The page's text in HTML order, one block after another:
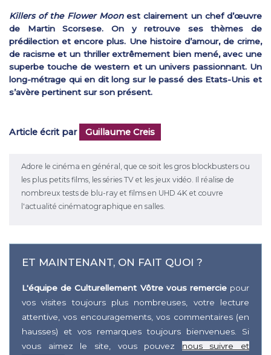
Killers of the Flower Moonest clairement un chef d’œuvre
de Martin Scorsese. On y retrouve ses thèmes de
prédilection et encore plus. Une histoire d’amour, de crime,
de racisme et un thriller extrêmement bien mené, avec une
superbe touche de western et un univers passionnant. Un
long-métrage qui en dit long sur le passé des Etats-Unis et
s’avère pertinent sur son présent.
Article écrit par Guillaume Creis
Adore le cinéma en général, que ce soit les gros blockbusters ou
les plus petits films, les séries TV et les jeux vidéo. Il réalise de
nombreux tests de blu-ray et films en UHD 4K et couvre
l'actualité cinématographique en salles.
ET MAINTENANT, ON FAIT QUOI ?
L'équipe de Culturellement Vôtre vous remerciepour
vos visites toujours plus nombreuses, votre lecture
attentive, vos encouragements, vos commentaires (en
hausses) et vos remarques toujours bienvenues. Si
vous aimez le site, vous pouvez nous suivre et